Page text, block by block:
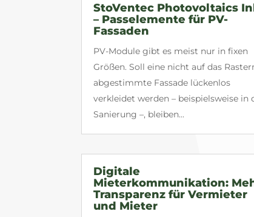
StoVentec Photovoltaics
– Passelemente für PV-
Fassaden
PV-Module gibt es meist nur in fixen
Größen. Soll eine nicht auf das
abgestimmte Fassade lückenlos
verkleidet werden – beispielsweise in
Sanierung –, bleiben...
Digitale
Mieterkommunikation:
Transparenz für Vermieter
und Mieter